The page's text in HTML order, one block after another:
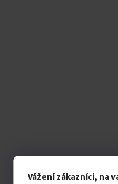
Vážení zákazníci, na